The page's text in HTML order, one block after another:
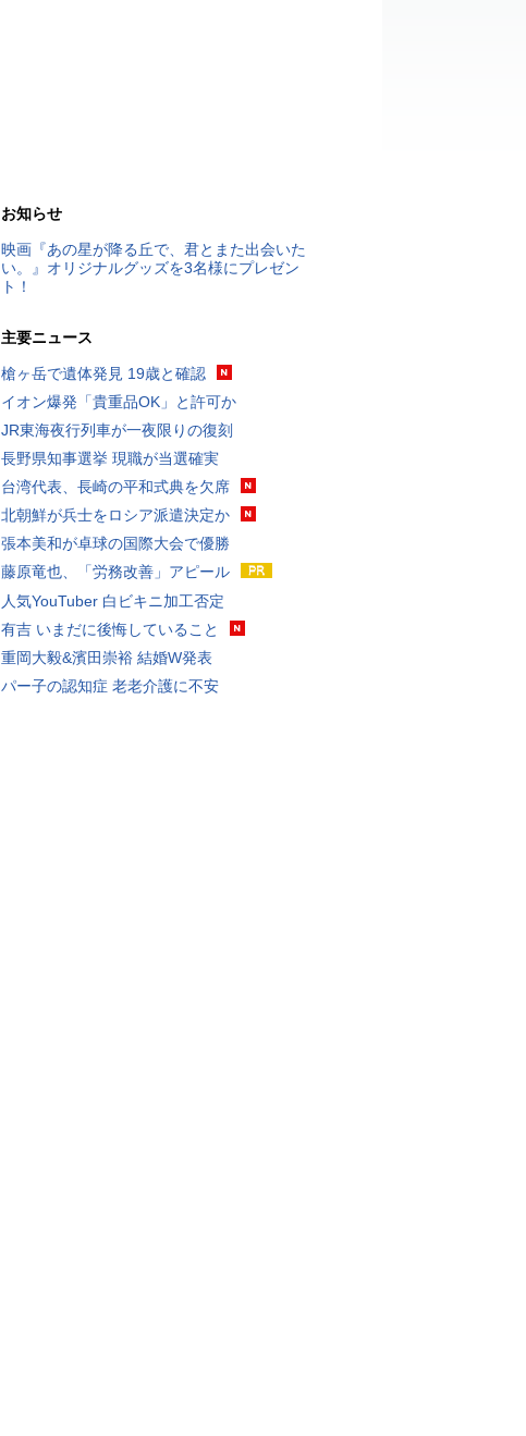
お知らせ
映画『あの星が降る丘で、君とまた出会いた
い。』オリジナルグッズを3名様にプレゼン
ト！
主要ニュース
槍ヶ岳で遺体発見 19歳と確認
イオン爆発「貴重品OK」と許可か
JR東海夜行列車が一夜限りの復刻
長野県知事選挙 現職が当選確実
台湾代表、長崎の平和式典を欠席
北朝鮮が兵士をロシア派遣決定か
張本美和が卓球の国際大会で優勝
藤原竜也、「労務改善」アピール
人気YouTuber 白ビキニ加工否定
有吉 いまだに後悔していること
重岡大毅&濱田崇裕 結婚W発表
パー子の認知症 老老介護に不安